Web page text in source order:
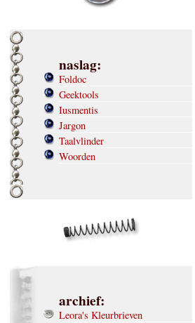
naslag:
Foldoc
Geektools
Iusmentis
Jargon
Taalvlinder
Woorden
archief:
Leora's Kleurbrieven